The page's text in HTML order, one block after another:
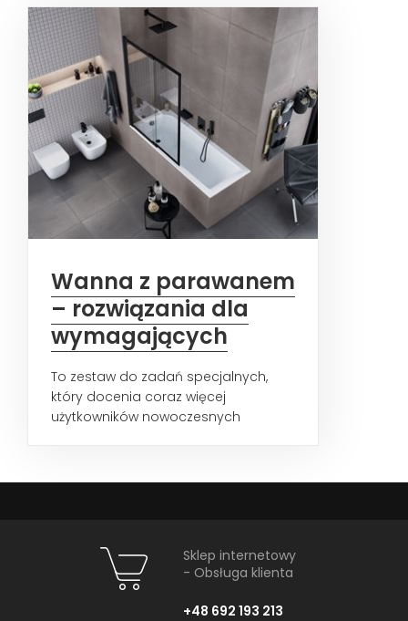
Wanna z parawanem
– rozwiązania dla
wymagających
To zestaw do zadań specjalnych,
który docenia coraz więcej
użytkowników nowoczesnych
Sklep internetowy
- Obsługa klienta
+48 692 193 213